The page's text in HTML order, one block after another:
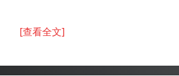
[查看全文]